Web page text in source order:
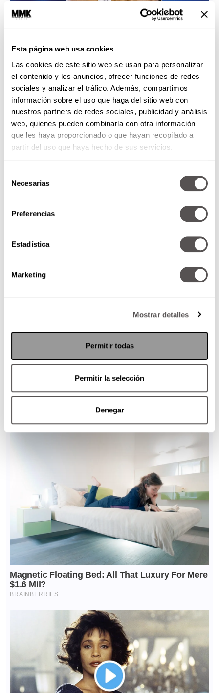
Esta página web usa cookies
Las cookies de este sitio web se usan para personalizar
el contenido y los anuncios, ofrecer funciones de redes
sociales y analizar el tráfico. Además, compartimos
información sobre el uso que haga del sitio web con
nuestros partners de redes sociales, publicidad y análisis
web, quienes pueden combinarla con otra información
que les haya proporcionado o que hayan recopilado a
partir del uso que haya hecho de sus servicios.
Necesarias
Preferencias
Estadística
Marketing
Mostrar detalles
Permitir todas
Permitir la selección
Denegar